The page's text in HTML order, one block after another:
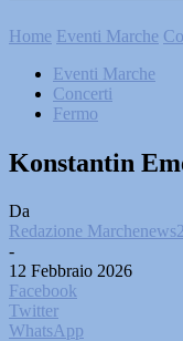
Home Eventi Marche
Eventi Marche
Concerti
Fermo
Konstantin
Da
Redazione
-
12 Febbraio 2026
Facebook
Twitter
WhatsApp